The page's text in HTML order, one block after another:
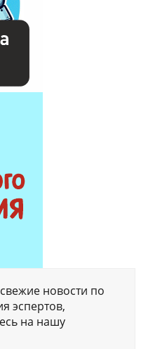
новости по
эспертов,
на нашу